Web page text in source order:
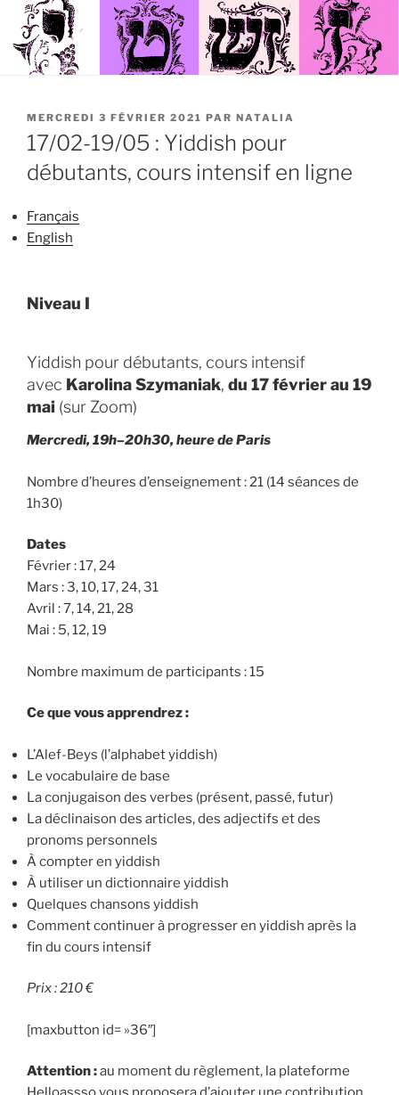
PUBLIÉ
LE
MERCREDI 3 FÉVRIER 2021 PAR NATALIA
17/02-19/05 : Yiddish pour
débutants, cours intensif en ligne
Français
English
Niveau I
Yiddish pour débutants, cours intensif
avec Karolina Szymaniak, du 17 février au 19
mai (sur Zoom)
Mercredi, 19h–20h30, heure de Paris
Nombre d’heures d’enseignement : 21 (14 séances de
1h30)
Dates
Février : 17, 24
Mars : 3, 10, 17, 24, 31
Avril : 7, 14, 21, 28
Mai : 5, 12, 19
Nombre maximum de participants : 15
Ce que vous apprendrez :
L’Alef-Beys (l’alphabet yiddish)
Le vocabulaire de base
La conjugaison des verbes (présent, passé, futur)
La déclinaison des articles, des adjectifs et des
pronoms personnels
À compter en yiddish
À utiliser un dictionnaire yiddish
Quelques chansons yiddish
Comment continuer à progresser en yiddish après la
fin du cours intensif
Prix : 210 €
[maxbutton id= »36″]
Attention :au moment du règlement, la plateforme